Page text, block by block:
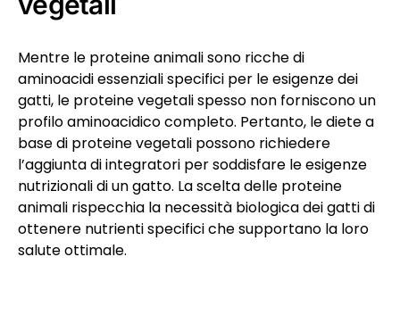
Mentre le proteine animali sono ricche di
aminoacidi essenziali specifici per le esigenze dei
gatti, le proteine vegetali spesso non forniscono un
profilo aminoacidico completo. Pertanto, le diete a
base di proteine vegetali possono richiedere
l’aggiunta di integratori per soddisfare le esigenze
nutrizionali di un gatto. La scelta delle proteine
animali rispecchia la necessità biologica dei gatti di
ottenere nutrienti specifici che supportano la loro
salute ottimale.